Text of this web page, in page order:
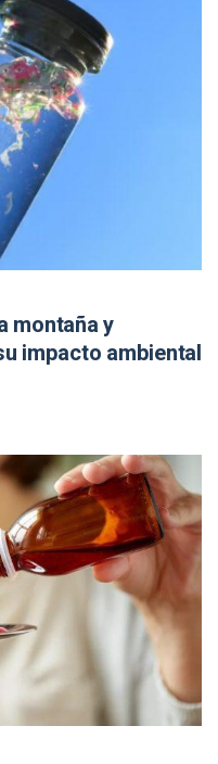
montaña y
impacto ambiental